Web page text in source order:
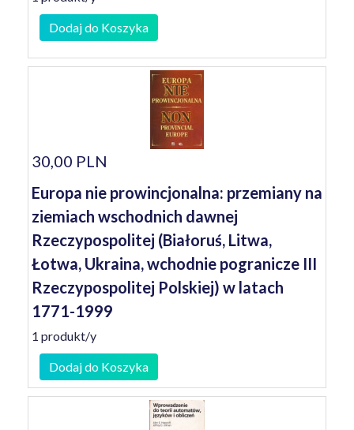
Dodaj do Koszyka
30,00 PLN
Europa nie prowincjonalna: przemiany na
ziemiach wschodnich dawnej
Rzeczypospolitej (Białoruś, Litwa,
Łotwa, Ukraina, wchodnie pogranicze III
Rzeczypospolitej Polskiej) w latach
1771-1999
1 produkt/y
Dodaj do Koszyka